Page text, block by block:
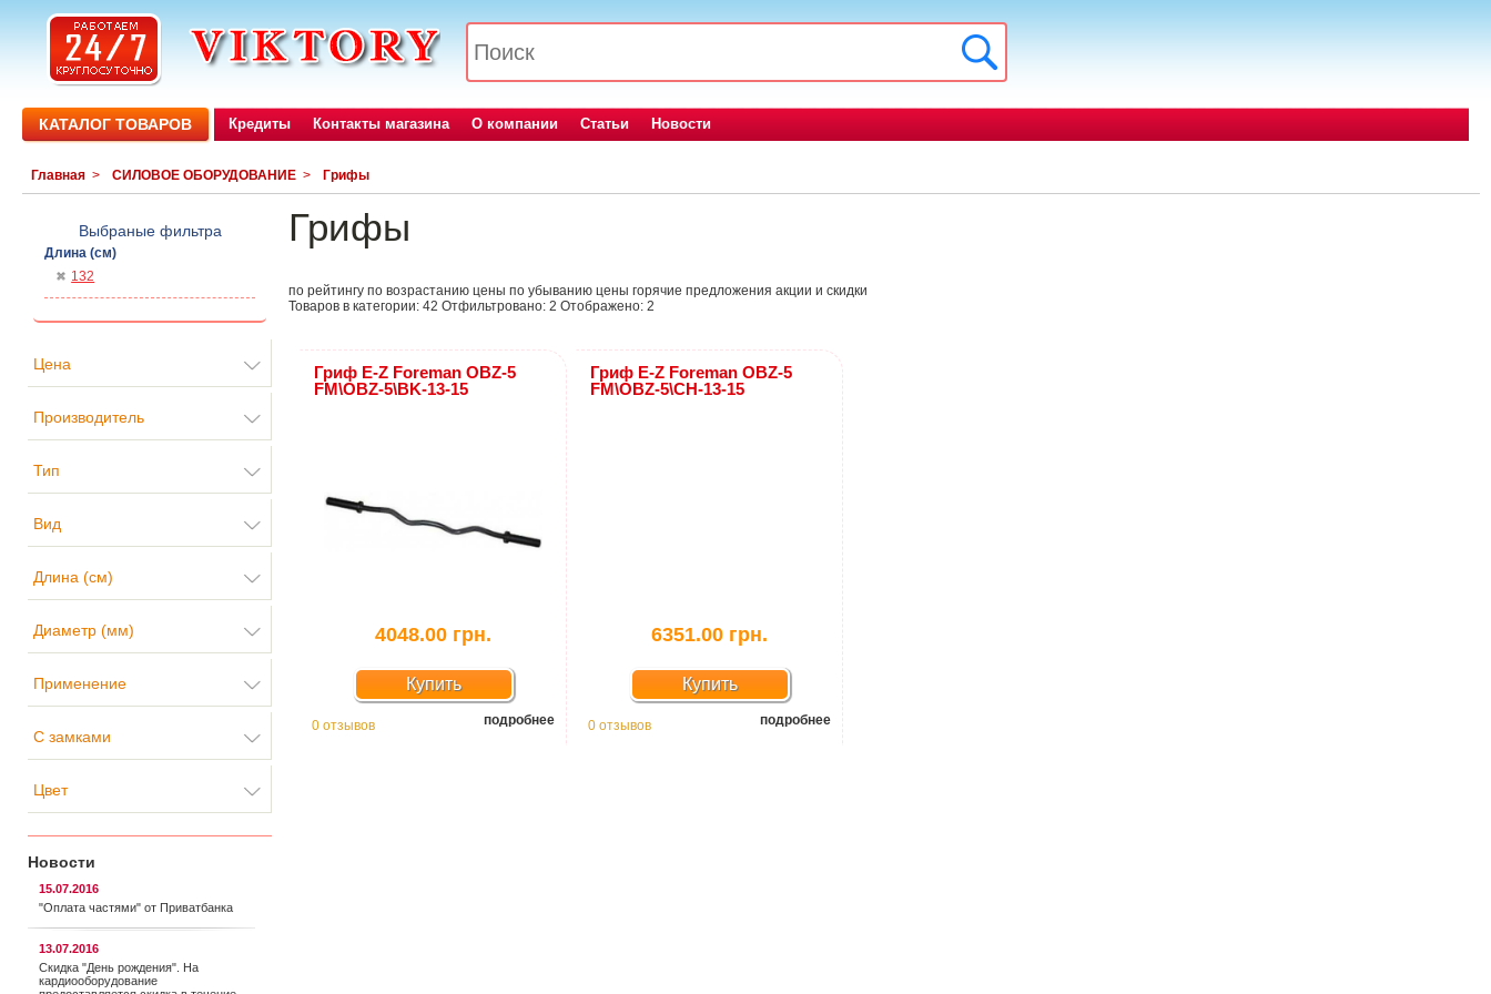
КАТАЛОГ ТОВАРОВ Кредиты Контакты магазина О компании Статьи Новости
Главная > СИЛОВОЕ ОБОРУДОВАНИЕ > Грифы
Выбраные фильтра
Длина (см)
132
Цена
Производитель
Тип
Вид
Длина (см)
Диаметр (мм)
Применение
С замками
Цвет
Новости
15.07.2016
"Оплата частями" от Приватбанка
13.07.2016
Скидка "День рождения". На
кардиооборудование
Грифы
по рейтингу по возрастанию цены по убыванию цены горячие предложения акции и скидки
Товаров в категории:42 Отфильтровано:2 Отображено:2
Гриф E-Z Foreman OBZ-5
FM\OBZ-5\BK-13-15
4048.00 грн.
Купить
0 отзывов подробнее
Гриф E-Z Foreman OBZ-5
FM\OBZ-5\CH-13-15
6351.00 грн.
Купить
0 отзывов подробнее